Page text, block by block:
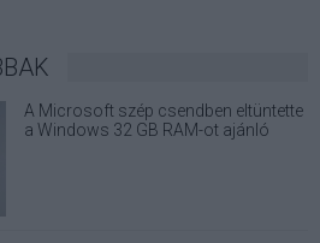
A Microsoft szép csendben eltüntette
a Windows 32 GB RAM-ot ajánló